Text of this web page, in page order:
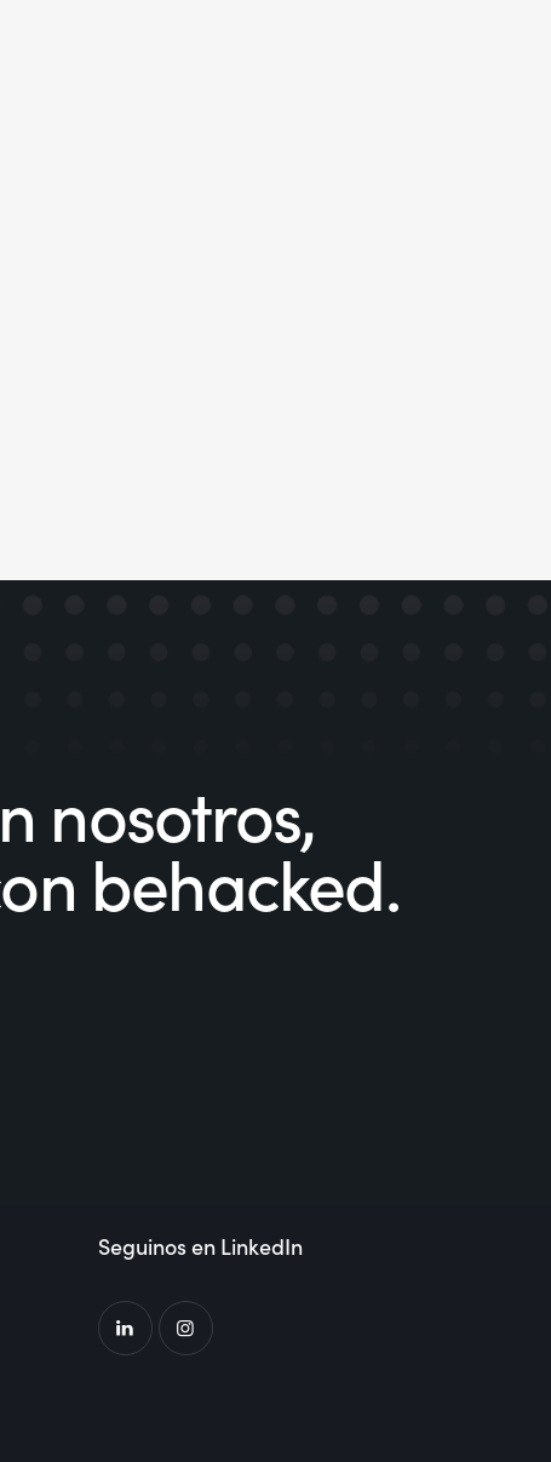
nosotros,
behacked.
Seguinos en LinkedIn